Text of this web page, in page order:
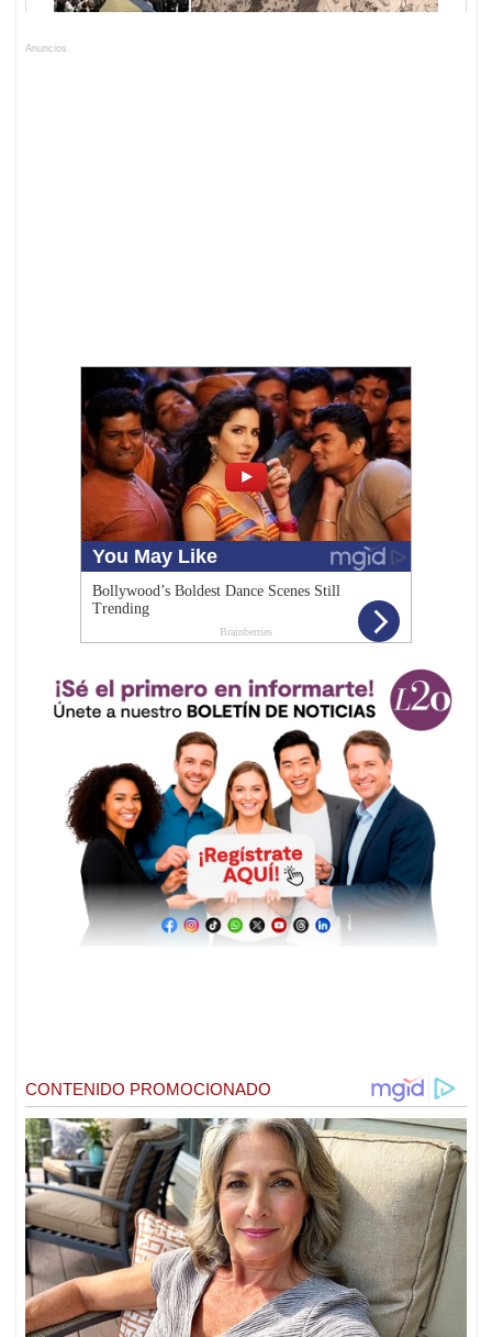
Anuncios.